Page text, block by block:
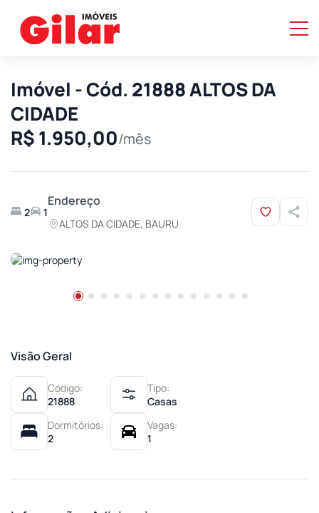
Imóvel - Cód. 21888 ALTOS DA
CIDADE
R$ 1.950,00/mês
2 1
Endereço
ALTOS DA CIDADE, BAURU
Visão Geral
Código:
21888
Tipo:
Casas
Dormitórios:
2
Vagas:
1